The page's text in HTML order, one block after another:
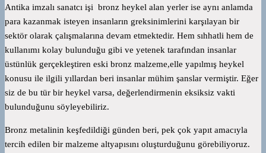
Antika imzalı sanatcı işi bronz heykel alan yerler ise aynı anlamda
para kazanmak isteyen insanların greksinimlerini karşılayan bir
sektör olarak çalışmalarına devam etmektedir. Hem sıhhatli hem de
kullanımı kolay bulunduğu gibi ve yetenek tarafından insanlar
üstünlük gerçekleştiren eski bronz malzeme,elle yapılmış heykel
konusu ile ilgili yıllardan beri insanlar mühim şanslar vermiştir. Eğer
siz de bu tür bir heykel varsa, değerlendirmenin eksiksiz vakti
bulunduğunu söyleyebiliriz.
Bronz metalinin keşfedildiği günden beri, pek çok yapıt amacıyla
tercih edilen bir malzeme altyapısını oluşturduğunu görebiliyoruz.